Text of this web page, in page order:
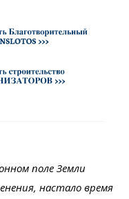
поле Земли
настало время